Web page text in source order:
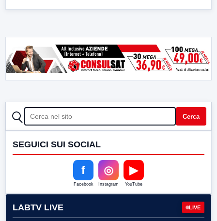
CERCA Cerca
SEGUICI SUI SOCIAL
f
Facebook
◎
Instagram
▶
YouTube
LABTV LIVE LIVE